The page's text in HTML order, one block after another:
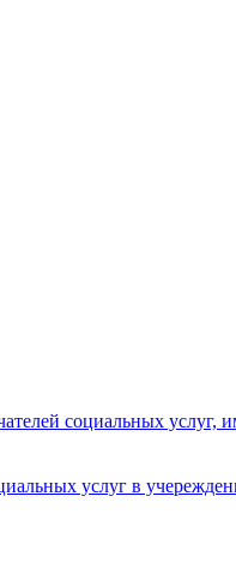
социальных услуг,
услуг в